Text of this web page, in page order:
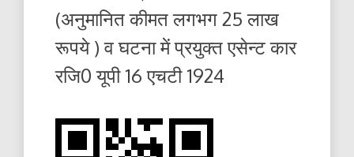
(अनुमानित कीमत लगभग 25 लाख
रूपये ) व घटना में प्रयुक्त एसेन्ट कार
रजि0 यूपी 16 एचटी 1924